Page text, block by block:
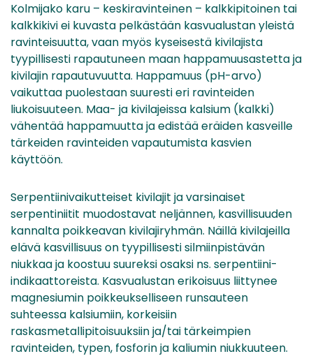
Kolmijako karu – keskiravinteinen – kalkkipitoinen tai
kalkkikivi ei kuvasta pelkästään kasvualustan yleistä
ravinteisuutta, vaan myös kyseisestä kivilajista
tyypillisesti rapautuneen maan happamuusastetta ja
kivilajin rapautuvuutta. Happamuus (pH-arvo)
vaikuttaa puolestaan suuresti eri ravinteiden
liukoisuuteen. Maa- ja kivilajeissa kalsium (kalkki)
vähentää happamuutta ja edistää eräiden kasveille
tärkeiden ravinteiden vapautumista kasvien
käyttöön.
Serpentiinivaikutteiset kivilajit ja varsinaiset
serpentiniitit muodostavat neljännen, kasvillisuuden
kannalta poikkeavan kivilajiryhmän. Näillä kivilajeilla
elävä kasvillisuus on tyypillisesti silmiinpistävän
niukkaa ja koostuu suureksi osaksi ns. serpentiini-
indikaattoreista. Kasvualustan erikoisuus liittynee
magnesiumin poikkeukselliseen runsauteen
suhteessa kalsiumiin, korkeisiin
raskasmetallipitoisuuksiin ja/tai tärkeimpien
ravinteiden, typen, fosforin ja kaliumin niukkuuteen.